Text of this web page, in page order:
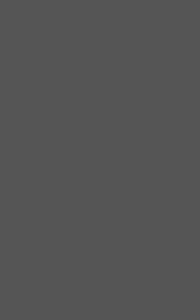
Taleplerinizi bize iletin en